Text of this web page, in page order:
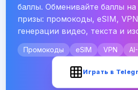
баллы. Обменивайте баллы на
призы: промокоды, eSIM,
генерации видео, текста и
Промокоды eSIM VPN
Играть в